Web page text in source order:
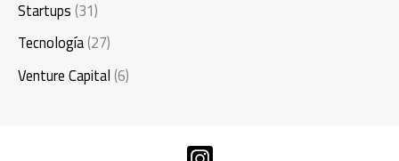
Startups(31)
Tecnología(27)
Venture Capital(6)